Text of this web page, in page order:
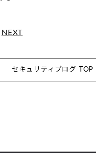
NEXT
セキュリティブログ TOP